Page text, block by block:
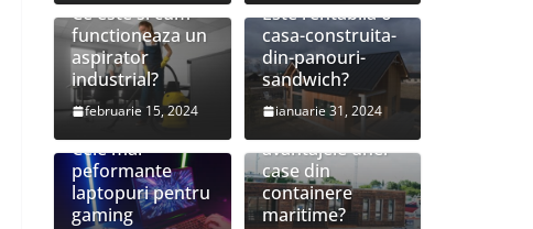
Ce este si cum
functioneaza un
aspirator
industrial?
februarie 15, 2024
Este rentabila o
casa-construita-
din-panouri-
sandwich?
ianuarie 31, 2024
Cele mai
peformante
laptopuri pentru
gaming
Care sunt
avantajele unei
case din
containere
maritime?